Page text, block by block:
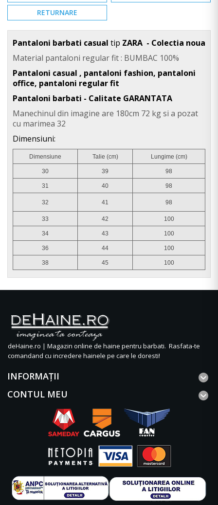
RETURNARE
Pantaloni barbati casual tip ZARA - Colectia noua
Material pantaloni regular fit : BUMBAC 100%
Pantaloni casual , pantaloni fashion, pantaloni
office, pantaloni regular fit
Pantaloni barbati - Calitate GARANTATA
Manechinul din imagine are 180cm 72 kg si a pozat
cu marimea 32
Dimensiuni:
Dimensiune Talie (cm) Lungime (cm)
30 39 98
31 40 98
32 41 98
33 42 100
34 43 100
36 44 100
38 45 100
deHaine.ro | Magazin online de haine pentru barbati. Rasfata-te
comandand cu incredere hainele pe care le doresti!
INFORMAŢII
CONTUL MEU